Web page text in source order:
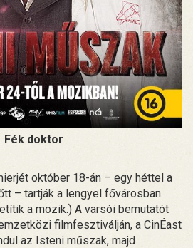
Fék doktor
október 18-án – egy héttel a
– tartják a lengyel fővárosban.
a mozik.) A varsói bemutatót
filmfesztiválján, a CinÉast
az Isteni műszak, majd